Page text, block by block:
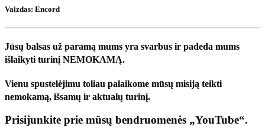
Vaizdas: Encord
Jūsų balsas už paramą mums yra svarbus ir padeda mums
išlaikyti turinį NEMOKAMĄ.
Vienu spustelėjimu toliau palaikome mūsų misiją teikti
nemokamą, išsamų ir aktualų turinį.
Prisijunkite prie mūsų bendruomenės „YouTube“.